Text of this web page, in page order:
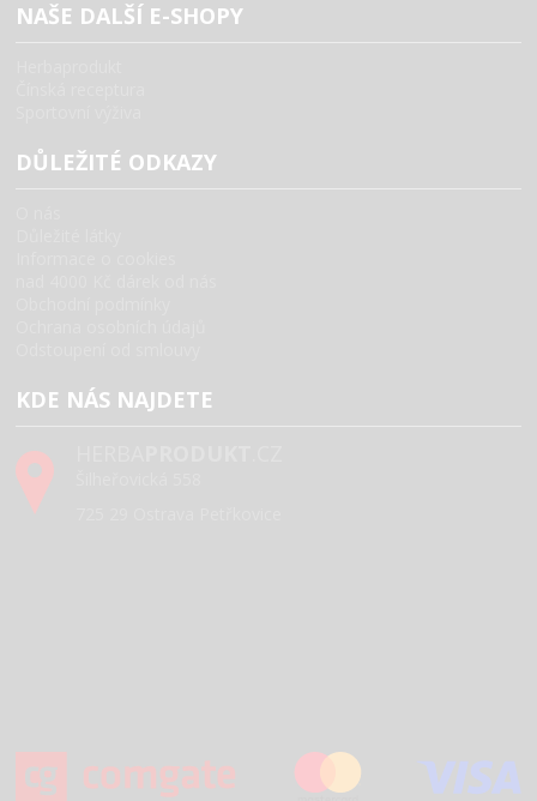
NAŠE DALŠÍ E-SHOPY
DŮLEŽITÉ ODKAZY
KDE NÁS NAJDETE